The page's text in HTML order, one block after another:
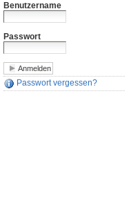
Benutzername
Passwort
Passwort vergessen?